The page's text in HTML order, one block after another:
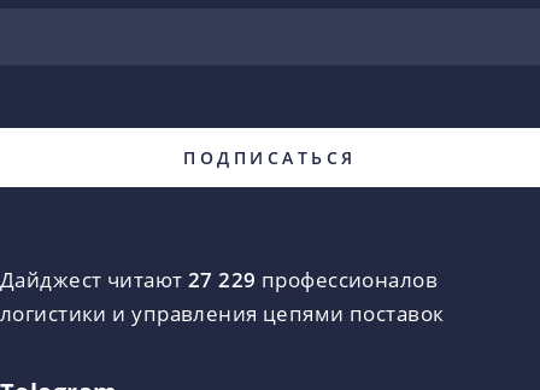
Дайджест читают 27 229 профессионалов
логистики и управления цепями поставок